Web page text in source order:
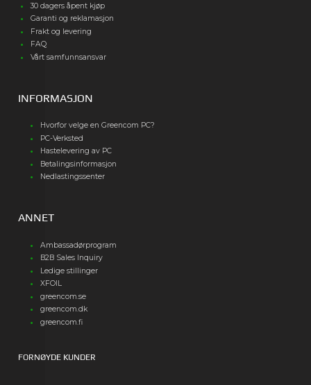
30 dagers åpent kjøp
Garanti og reklamasjon
Frakt og levering
FAQ
Vårt samfunnsansvar
INFORMASJON
Hvorfor velge en Greencom PC?
PC-Verksted
Hastelevering av PC
Betalingsinformasjon
Nedlastingssenter
ANNET
Ambassadørprogram
B2B Sales Inquiry
Ledige stillinger
XFOIL
greencom.se
greencom.dk
greencom.fi
FORNØYDE KUNDER